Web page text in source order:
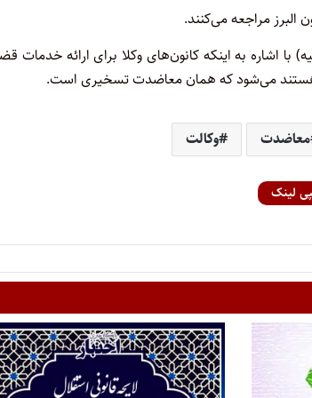
اشاره به اینکه کانون‌های وکلا برای ارائه خدمات
هستند می‌شود که همان معاضدت تسخیری است.
معاضدت وکالت
لینک